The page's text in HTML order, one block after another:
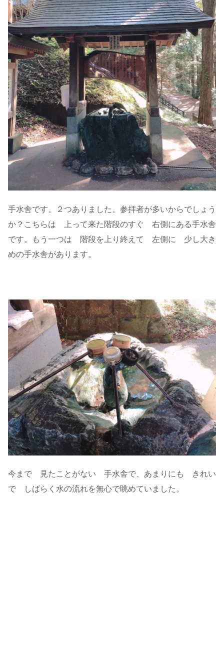
手水舎です。２つありました。参拝者が多いからでしょう
か？こちらは 上って来た階段のすぐ 右側にある手水舎
です。もう一つは 階段を上り終えて 左側に 少し大き
めの手水舎があります。
今まで 見たことがない 手水舎で、あまりにも きれい
で しばらく水の流れを無心で眺めていました。